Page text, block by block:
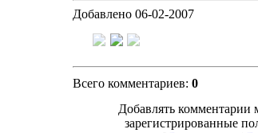
Добавлено06-02-2007
Всего комментариев: 0
Добавлять комментарии
зарегистрированные